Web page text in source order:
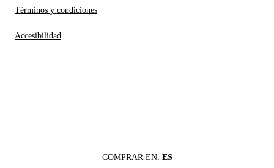
Términos y condiciones
Accesibilidad
COMPRAR EN: ES